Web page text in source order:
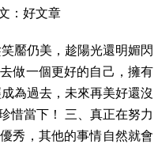
：好文章
靨仍美，趁陽光還明媚閃
做一個更好的自己，擁有
為過去，未來再美好還沒
惜當下！ 三、真正在努力
秀，其他的事情自然就會